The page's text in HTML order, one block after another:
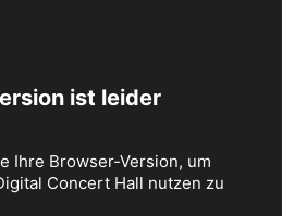
ist leider
Ihre Browser-Version, um
Concert Hall nutzen zu